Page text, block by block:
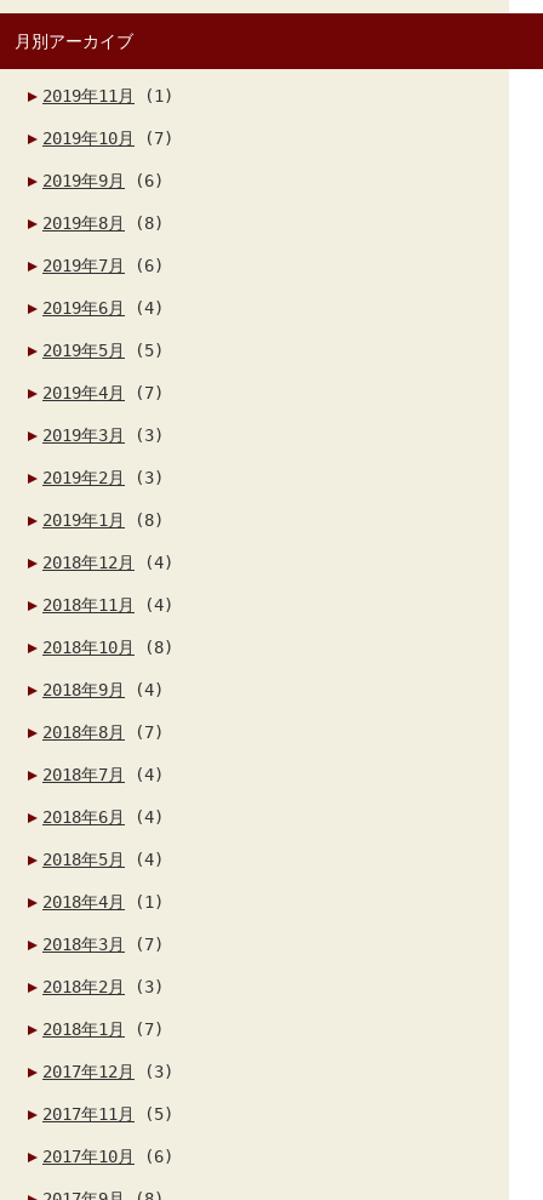
月別アーカイブ
2019年11月 (1)
2019年10月 (7)
2019年9月 (6)
2019年8月 (8)
2019年7月 (6)
2019年6月 (4)
2019年5月 (5)
2019年4月 (7)
2019年3月 (3)
2019年2月 (3)
2019年1月 (8)
2018年12月 (4)
2018年11月 (4)
2018年10月 (8)
2018年9月 (4)
2018年8月 (7)
2018年7月 (4)
2018年6月 (4)
2018年5月 (4)
2018年4月 (1)
2018年3月 (7)
2018年2月 (3)
2018年1月 (7)
2017年12月 (3)
2017年11月 (5)
2017年10月 (6)